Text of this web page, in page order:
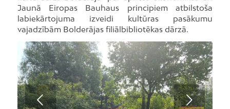
Jaunā Eiropas Bauhaus principiem atbilstoša
labiekārtojuma izveidi kultūras pasākumu
vajadzībām Bolderājas filiālbibliotēkas dārzā.
Next